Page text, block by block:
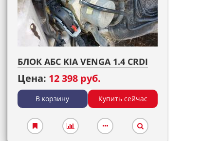
БЛОК АБС KIA VENGA 1.4 CRDI
Цена: 12 398 руб.
В корзину Купить сейчас